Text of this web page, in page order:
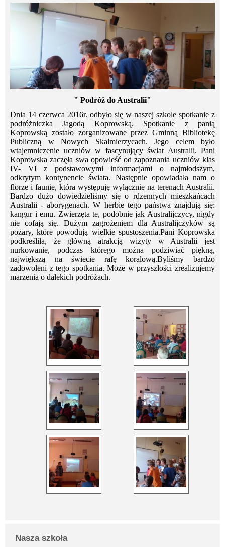
" Podróż do Australii"
Dnia 14 czerwca 2016r. odbyło się w naszej szkole spotkanie z
podróżniczka Jagodą Koprowską. Spotkanie z panią
Koprowską zostało zorganizowane przez Gminną Bibliotekę
Publiczną w Nowych Skalmierzycach. Jego celem było
wtajemniczenie uczniów w fascynujący świat Australii. Pani
Koprowska zaczęła swa opowieść od zapoznania uczniów klas
IV- VI z podstawowymi informacjami o najmłodszym,
odkrytym kontynencie świata. Następnie opowiadała nam o
florze i faunie, która występuję wyłącznie na terenach Australii.
Bardzo dużo dowiedzieliśmy się o rdzennych mieszkańcach
Australii - aborygenach. W herbie tego państwa znajdują się:
kangur i emu. Zwierzęta te, podobnie jak Australijczycy, nigdy
nie cofają się. Dużym zagrożeniem dla Australijczyków są
pożary, które powodują wielkie spustoszenia.Pani Koprowska
podkreśliła, że główną atrakcją wizyty w Australii jest
nurkowanie, podczas którego można podziwiać piękną,
największą na świecie rafę koralową.Byliśmy bardzo
zadowoleni z tego spotkania. Może w przyszłości zrealizujemy
marzenia o dalekich podróżach.
Nasza szkoła